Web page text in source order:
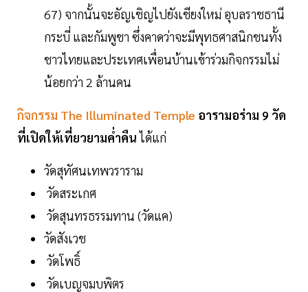
67) จากนั้นจะอัญเชิญไปยังเชียงใหม่ อุบลราชธานี
กระบี่ และกัมพูชา ซึ่งคาดว่าจะมีพุทธศาสนิกชนทั้ง
ชาวไทยและประเทศเพื่อนบ้านเข้าร่วมกิจกรรมไม่
น้อยกว่า 2 ล้านคน
กิจกรรม The Illuminated Temple อารามอร่าม 9 วัด
ที่เปิดให้เที่ยวยามคํ่าคืนได้แก่
วัดสุทัศนเทพวราราม
วัดสระเกศ
วัดสุนทรธรรมทาน (วัดแค)
วัดสังเวช
วัดโพธิ์
วัดเบญจมบพิตร